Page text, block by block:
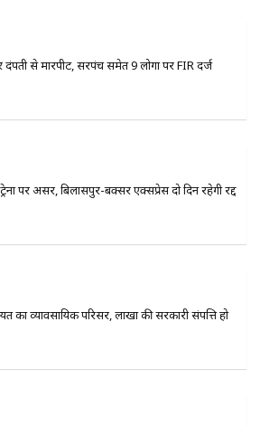
से मारपीट, सरपंच समेत 9 लोगों पर FIR दर्ज
पर असर, बिलासपुर-बक्सर एक्सप्रेस दो दिन रहेगी रद्द
का व्यावसायिक परिसर, लाखों की सरकारी संपत्ति हो